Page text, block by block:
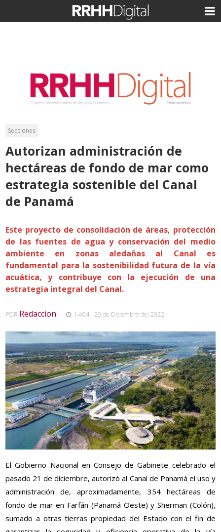
Secciones
Autorizan administración de
hectáreas de fondo de mar como
estrategia sostenible del Canal
de Panamá
Este proyecto de consolidación de áreas, protección
de las fuentes de agua y conservación del medio
ambiente en zonas aledañas al Canal es
fundamental para la sostenibilidad futura de la vía
acuática, y contribuye con la ejecución de una
estrategia integral del Canal.
POR Redaccion, 14:04 - 29 de Diciembre del 2022
El Gobierno Nacional en Consejo de Gabinete celebrado el
pasado 21 de diciembre, autorizó al Canal de Panamá el uso y
administración de, aproximadamente, 354 hectáreas de
fondo de mar en Farfán (Panamá Oeste) y Sherman (Colón),
sumado a otras tierras propiedad del Estado con el fin de